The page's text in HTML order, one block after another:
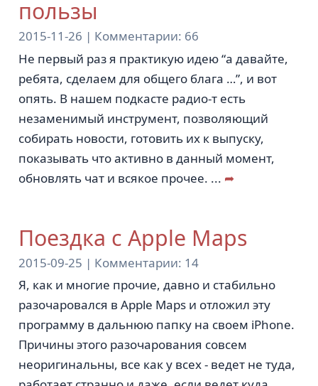
пользы
2015-11-26 | Комментарии: 66
Не первый раз я практикую идею “а давайте,
ребята, сделаем для общего блага …”, и вот
опять. В нашем подкасте радио-т есть
незаменимый инструмент, позволяющий
собирать новости, готовить их к выпуску,
показывать что активно в данный момент,
обновлять чат и всякое прочее. ... ➦
Поездка с Apple Maps
2015-09-25 | Комментарии: 14
Я, как и многие прочие, давно и стабильно
разочаровался в Apple Maps и отложил эту
программу в дальнюю папку на своем iPhone.
Причины этого разочарования совсем
неоригинальны, все как у всех - ведет не туда,